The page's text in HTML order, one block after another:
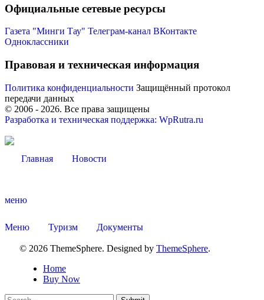
Официальные сетевые ресурсы
Газета "Минги Тау" Телеграм-канал ВКонтакте
Одноклассники
Правовая и техническая информация
Политика конфиденциальности Защищённый протокол
передачи данных
© 2006 - 2026. Все права защищены
Разработка и техническая поддержка: WpRutra.ru
Главная Новости
меню
Меню Туризм Документы
© 2026 ThemeSphere. Designed by ThemeSphere.
Home
Buy Now
КСП КГО